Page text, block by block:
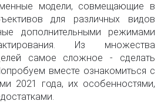
модели, совмещающие в
для различных видов
дополнительными режимами
Из множества
самое сложное - сделать
вместе ознакомиться с
2021 года, их особенностями,